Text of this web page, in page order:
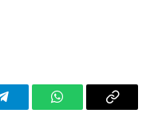
TelegramWhatsAppCopy